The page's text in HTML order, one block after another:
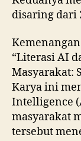
disaring dari
“Literasi AI
Masyarakat:
Karya ini
Intelligence
masyarakat
tersebut